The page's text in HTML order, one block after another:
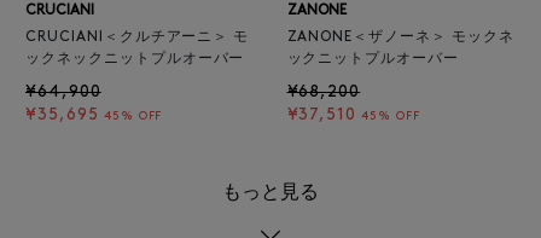
CRUCIANI
CRUCIANI＜クルチアーニ＞ モ
ックネックニットプルオーバー
¥64,900
¥35,695 45% OFF
ZANONE
ZANONE＜ザノーネ＞ モックネ
ックニットプルオーバー
¥68,200
¥37,510 45% OFF
もっと見る